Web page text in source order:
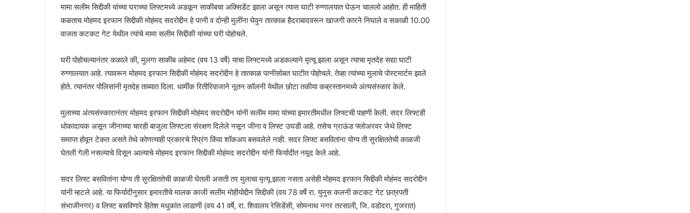
मामा सलीम सिद्दीकी यांच्या घराच्या लिफ्टमध्ये अडकून साकीबचा अक्सिडेंट झाला असून त्यास घाटी रुग्णालयात घेऊन चाललो आहोत. ही माहिती
कळताच मोहमद इरफान सिद्दीकी मोहंमद सदरोद्दीन हे पत्नी व दोन्ही मुलींना घेवुन तात्काळ हैदराबादवरून खाजगी कारने निघाले व सकाळी 10.00
वाजता कटकट गेट येथील त्यांचे मामा सलीम सिद्दीकी यांच्या घरी पोहोचले.
घरी पोहोचल्यानंतर कळाले की, मुलगा साकीब अहेमद (वय 13 वर्षे) याचा लिफ्टमध्ये अडकल्याने मृत्यू झाला असून त्याचा मृतदेह सद्या घाटी
रुग्णालयात आहे. त्यावरून मोहमद इरफान सिद्दीकी मोहंमद सदरोद्दीन हे तात्काळ पत्नीसोबत घाटीत पोहोचले. तेव्हा त्यांच्या मुलाचे पोस्टमार्टम झाले
होते. त्यानंतर पोलिसांनी मृतदेह ताब्यात दिला. धार्मीक रितीरिवाजाने नूतन कॉलनी येथील छोटा तकीया कब्रस्तानमध्ये अंत्यसंस्कार केले.
मुलाच्या अंत्यसंस्कारानंतर मोहमद इरफान सिद्दीकी मोहंमद सदरोद्दीन यांनी सलीम मामा यांच्या इमारतीमधील लिफ्टची पाहणी केली. सदर लिफ्टही
धोकादायक असून जीनाच्या चारही बाजुला लिफ्टला संरक्षण दिलेले नसून जीना व लिफ्ट उघडी आहे. तसेच ग्राऊंड फ्लोअरवर जेथे लिफ्ट
समाप्त होवून टेकत असते तेथे कोणत्याही प्रकारचे स्प्रिंग किंवा शॉकअप बसवलेले नाही. सदर लिफ्ट बसवितांना योग्य ती सुरक्षिततेची काळजी
घेतली गेली नसल्याचे दिसून आल्याचे मोहमद इरफान सिद्दीकी मोहंमद सदरोद्दीन यांनी फिर्यादीत नमूद केले आहे.
सदर लिफ्ट बसवितांना योग्य ती सुरक्षिततेची काळजी घेतली असती तर मुलाचा मृत्यू झाला नसता असेही मोहमद इरफान सिद्दीकी मोहंमद सदरोद्दीन
यांनी म्हटले आहे. या फिर्यादीनुसार इमारतीचे मालक काजी सलीम मोहीयोद्दीन सिद्दीकी (वय 78 वर्षे रा. युनुस कलनी कटकट गेट छत्रपती
संभाजीनगर) व लिफ्ट बसविणारे हितेश मधुकांत लाडाणी (वय 41 वर्षे, रा. शिवालय रेसिडेंसी, सोमनाथ नगर तरसाली, जि. वडोदरा, गुजरात)